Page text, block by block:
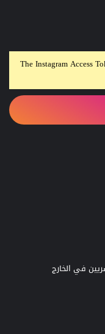
The Instagram Access
في الخارج